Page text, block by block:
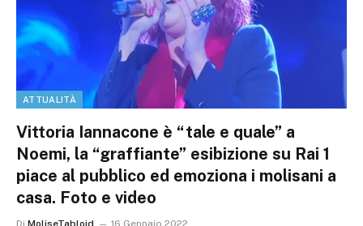
ATTUALITÀ
Vittoria Iannacone è “tale e quale” a
Noemi, la “graffiante” esibizione su Rai 1
piace al pubblico ed emoziona i molisani a
casa. Foto e video